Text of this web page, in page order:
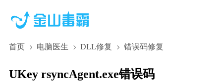
首页 电脑医生 DLL修复 错误码修复
UKey rsyncAgent.exe错误码